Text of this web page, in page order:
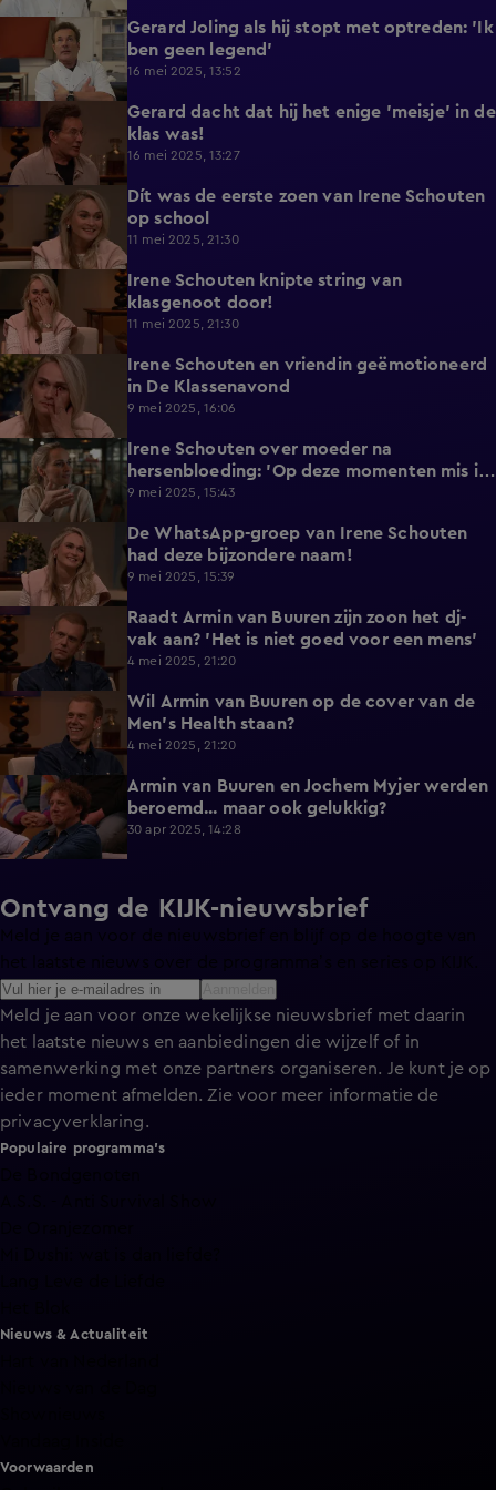
Gerard Joling als hij stopt met optreden: 'Ik
ben geen legend'
16 mei 2025, 13:52
0:18
Gerard dacht dat hij het enige 'meisje' in de
klas was!
16 mei 2025, 13:27
4:49
Dít was de eerste zoen van Irene Schouten
op school
11 mei 2025, 21:30
2:06
Irene Schouten knipte string van
klasgenoot door!
11 mei 2025, 21:30
0:53
Irene Schouten en vriendin geëmotioneerd
in De Klassenavond
9 mei 2025, 16:06
0:53
Irene Schouten over moeder na
hersenbloeding: 'Op deze momenten mis ik
haar nog meer'
9 mei 2025, 15:43
0:48
De WhatsApp-groep van Irene Schouten
had deze bijzondere naam!
9 mei 2025, 15:39
2:08
Raadt Armin van Buuren zijn zoon het dj-
vak aan? 'Het is niet goed voor een mens'
4 mei 2025, 21:20
1:51
Wil Armin van Buuren op de cover van de
Men's Health staan?
4 mei 2025, 21:20
0:43
Armin van Buuren en Jochem Myjer werden
beroemd... maar ook gelukkig?
30 apr 2025, 14:28
Ontvang de KIJK-nieuwsbrief
Meld je aan voor de nieuwsbrief en blijf op de hoogte van
Meld je aan voor onze wekelijkse nieuwsbrief met daarin
het laatste nieuws en aanbiedingen die wijzelf of in
samenwerking met onze partners organiseren. Je kunt je op
ieder moment afmelden. Zie voor meer informatie de
privacyverklaring.
Populaire programma's
Nieuws & Actualiteit
Voorwaarden